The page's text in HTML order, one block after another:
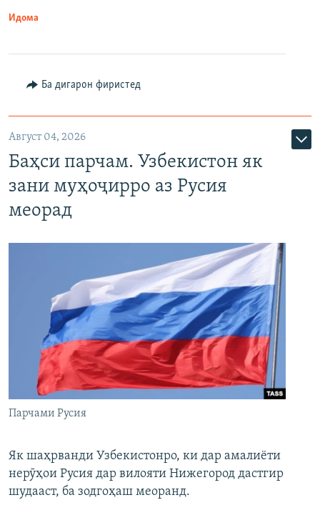
Идома
Ба дигарон фиристед
Август 04, 2026
Баҳси парчам. Узбекистон як
зани муҳоҷирро аз Русия
меорад
Парчами Русия
Як шаҳрванди Узбекистонро, ки дар амалиёти
нерӯҳои Русия дар вилояти Нижегород дастгир
шудааст, ба зодгоҳаш меоранд.